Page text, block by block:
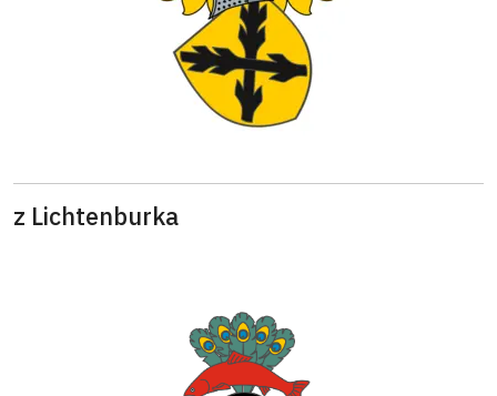
z Lichtenburka